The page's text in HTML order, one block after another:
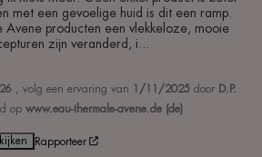
met een gevoelige huid is dit een ramp.
Avene producten een vlekkeloze, mooie
zijn veranderd, i
, volg een ervaring van 1/11/2025 door D.P.
op www.eau-thermale-avene.de (de)
Rapporteer